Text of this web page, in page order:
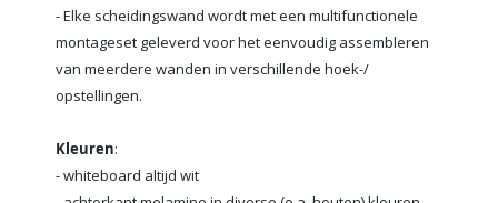
- Elke scheidingswand wordt met een multifunctionele
montageset geleverd voor het eenvoudig assembleren
van meerdere wanden in verschillende hoek-/
opstellingen.
Kleuren:
- whiteboard altijd wit